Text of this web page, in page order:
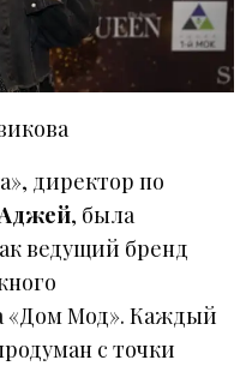
директор по
, была
ведущий бренд
«Дом Мод». Каждый
с точки